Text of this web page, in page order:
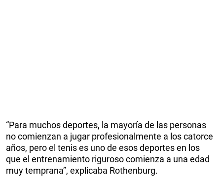
“Para muchos deportes, la mayoría de las personas
no comienzan a jugar profesionalmente a los catorce
años, pero el tenis es uno de esos deportes en los
que el entrenamiento riguroso comienza a una edad
muy temprana”, explicaba Rothenburg.